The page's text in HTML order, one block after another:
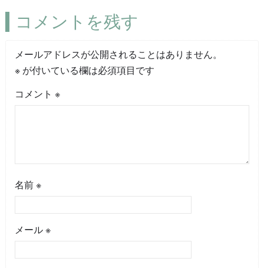
コメントを残す
メールアドレスが公開されることはありません。
※が付いている欄は必須項目です
コメント ※
名前 ※
メール ※